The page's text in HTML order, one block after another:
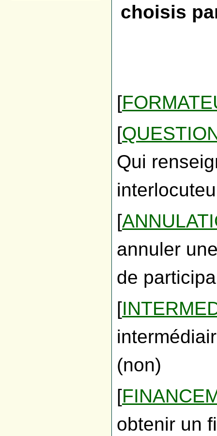
choisis
[
[
Qui
[
annuler
de
[
(non)
[
obtenir un